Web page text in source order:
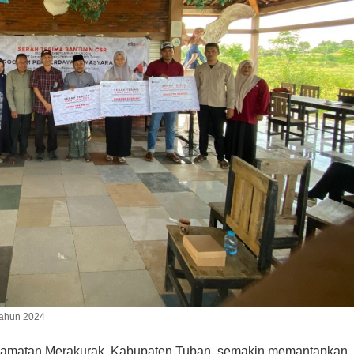
2024
Merakurak, Kabupaten Tuban, semakin memantapkan